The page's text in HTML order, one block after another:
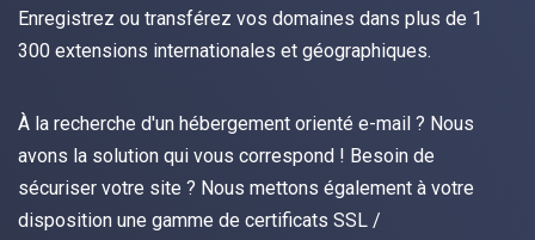
Enregistrez ou transférez vos domaines dans plus de 1
300 extensions internationales et géographiques.
À la recherche d'un hébergement orienté e-mail ? Nous
avons la solution qui vous correspond ! Besoin de
sécuriser votre site ? Nous mettons également à votre
disposition une gamme de certificats SSL /